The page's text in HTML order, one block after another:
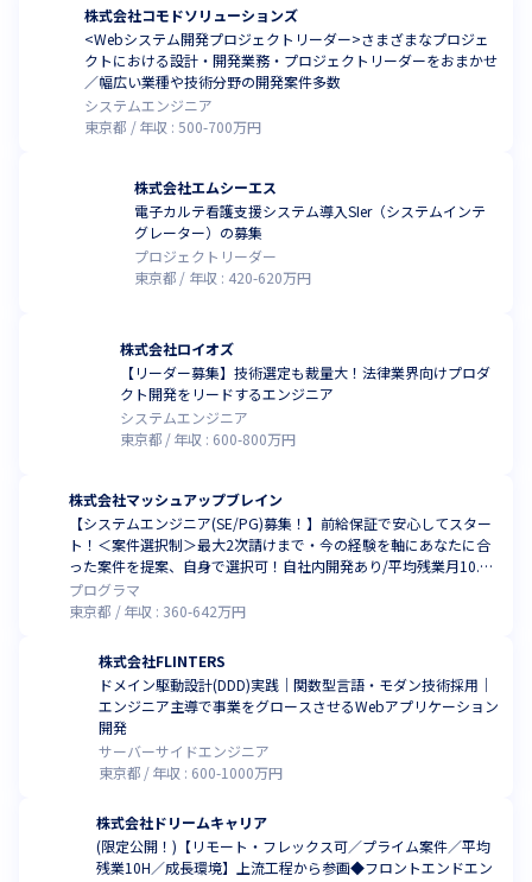
株式会社コモドソリューションズ
<Webシステム開発プロジェクトリーダー>さまざまなプロジェ
クトにおける設計・開発業務・プロジェクトリーダーをおまかせ
／幅広い業種や技術分野の開発案件多数
システムエンジニア
東京都
年収 : 500-700万円
株式会社エムシーエス
電子カルテ看護支援システム導入SIer（システムインテ
グレーター）の募集
プロジェクトリーダー
東京都
年収 : 420-620万円
株式会社ロイオズ
【リーダー募集】技術選定も裁量大！法律業界向けプロダ
クト開発をリードするエンジニア
システムエンジニア
東京都
年収 : 600-800万円
株式会社マッシュアップブレイン
【システムエンジニア(SE/PG)募集！】前給保証で安心してスター
ト！＜案件選択制＞最大2次請けまで・今の経験を軸にあなたに合
った案件を提案、自身で選択可！自社内開発あり/平均残業月10.5
h・年休130日以上・ワークライフバランス抜群！
プログラマ
東京都
年収 : 360-642万円
株式会社FLINTERS
ドメイン駆動設計(DDD)実践｜関数型言語・モダン技術採用｜
エンジニア主導で事業をグロースさせるWebアプリケーション
開発
サーバーサイドエンジニア
東京都
年収 : 600-1000万円
株式会社ドリームキャリア
(限定公開！)【リモート・フレックス可／プライム案件／平均
残業10H／成長環境】上流工程から参画◆フロントエンドエン